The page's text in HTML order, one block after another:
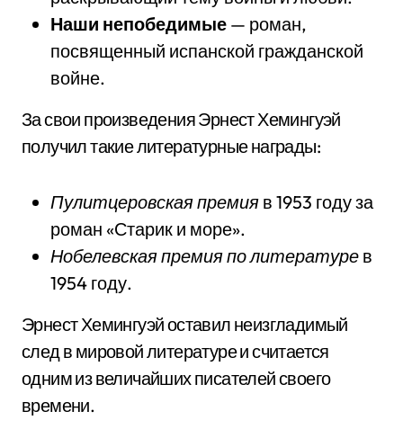
Наши непобедимые — роман,
посвященный испанской гражданской
войне.
За свои произведения Эрнест Хемингуэй
получил такие литературные награды:
Пулитцеровская премия в 1953 году за
роман «Старик и море».
Нобелевская премия по литературе в
1954 году.
Эрнест Хемингуэй оставил неизгладимый
след в мировой литературе и считается
одним из величайших писателей своего
времени.